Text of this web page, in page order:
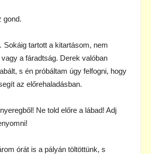
tartott a kitartásom, nem
a fáradtság. Derek valóban
s én próbáltam úgy felfogni, hogy
az előrehaladásban.
Ne told előre a lábad! Adj
órát is a pályán töltöttünk, s